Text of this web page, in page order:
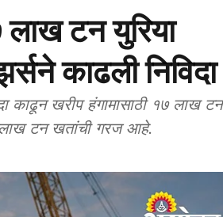
टन युरिया
काढली निविदा
काढून खरीप हंगामासाठी १७ लाख टन
लाख टन खतांची गरज आहे.